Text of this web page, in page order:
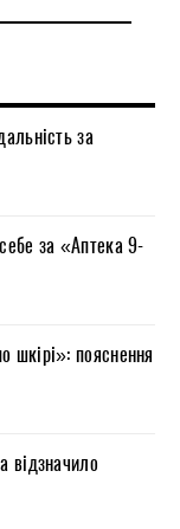
за
за «Аптека 9-
шкірі»: пояснення
відзначило